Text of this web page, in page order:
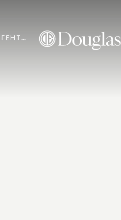
АГЕНТИ